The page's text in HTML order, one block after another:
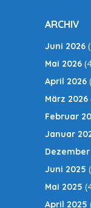
ARCHIV
Juni 2026
Mai 2026
April 2026
März 2026
Februar
Januar
Dezember
Juni 2025
Mai 2025
April 2025